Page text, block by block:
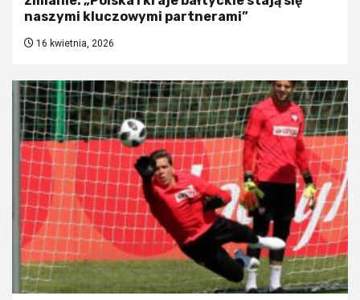
naszymi kluczowymi partnerami”
16 kwietnia, 2026